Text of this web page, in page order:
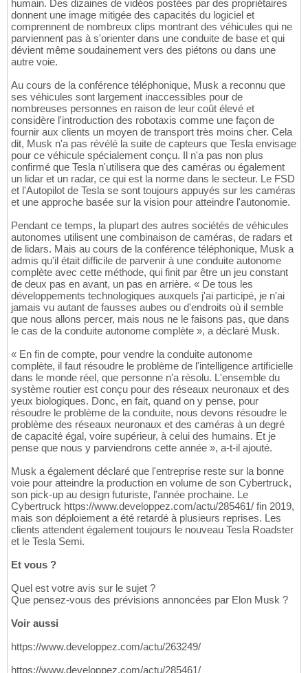
humain. Des dizaines de vidéos postées par des propriétaires
donnent une image mitigée des capacités du logiciel et
comprennent de nombreux clips montrant des véhicules qui ne
parviennent pas à s'orienter dans une conduite de base et qui
dévient même soudainement vers des piétons ou dans une
autre voie.
Au cours de la conférence téléphonique, Musk a reconnu que
ses véhicules sont largement inaccessibles pour de
nombreuses personnes en raison de leur coût élevé et
considère l'introduction des robotaxis comme une façon de
fournir aux clients un moyen de transport très moins cher. Cela
dit, Musk n'a pas révélé la suite de capteurs que Tesla envisage
pour ce véhicule spécialement conçu. Il n'a pas non plus
confirmé que Tesla n'utilisera que des caméras ou également
un lidar et un radar, ce qui est la norme dans le secteur. Le FSD
et l'Autopilot de Tesla se sont toujours appuyés sur les caméras
et une approche basée sur la vision pour atteindre l'autonomie.
Pendant ce temps, la plupart des autres sociétés de véhicules
autonomes utilisent une combinaison de caméras, de radars et
de lidars. Mais au cours de la conférence téléphonique, Musk a
admis qu'il était difficile de parvenir à une conduite autonome
complète avec cette méthode, qui finit par être un jeu constant
de deux pas en avant, un pas en arrière. « De tous les
développements technologiques auxquels j'ai participé, je n'ai
jamais vu autant de fausses aubes ou d'endroits où il semble
que nous allons percer, mais nous ne le faisons pas, que dans
le cas de la conduite autonome complète », a déclaré Musk.
« En fin de compte, pour vendre la conduite autonome
complète, il faut résoudre le problème de l'intelligence artificielle
dans le monde réel, que personne n'a résolu. L'ensemble du
système routier est conçu pour des réseaux neuronaux et des
yeux biologiques. Donc, en fait, quand on y pense, pour
résoudre le problème de la conduite, nous devons résoudre le
problème des réseaux neuronaux et des caméras à un degré
de capacité égal, voire supérieur, à celui des humains. Et je
pense que nous y parviendrons cette année », a-t-il ajouté.
Musk a également déclaré que l'entreprise reste sur la bonne
voie pour atteindre la production en volume de son Cybertruck,
son pick-up au design futuriste, l'année prochaine. Le
Cybertruck https://www.developpez.com/actu/285461/ fin 2019,
mais son déploiement a été retardé à plusieurs reprises. Les
clients attendent également toujours le nouveau Tesla Roadster
et le Tesla Semi.
Et vous ?
Quel est votre avis sur le sujet ?
Que pensez-vous des prévisions annoncées par Elon Musk ?
Voir aussi
https://www.developpez.com/actu/263249/
https://www.developpez.com/actu/285461/